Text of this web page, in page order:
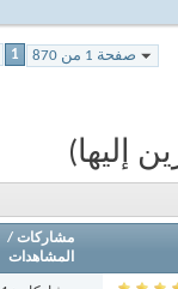
صفحة 1 من 870 1
إليها)
مشاركات/
المشاهدات